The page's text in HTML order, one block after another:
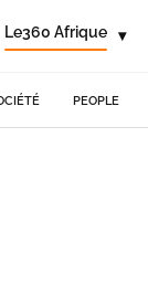
Le360 Afrique ▾
PEOPLE